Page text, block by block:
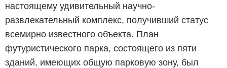
настоящему удивительный научно-
развлекательный комплекс, получивший статус
всемирно известного объекта. План
футуристического парка, состоящего из пяти
зданий, имеющих общую парковую зону, был